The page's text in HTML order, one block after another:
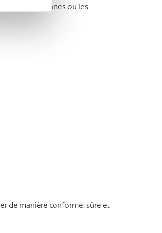
les trombones ou les
de manière conforme, sûre et